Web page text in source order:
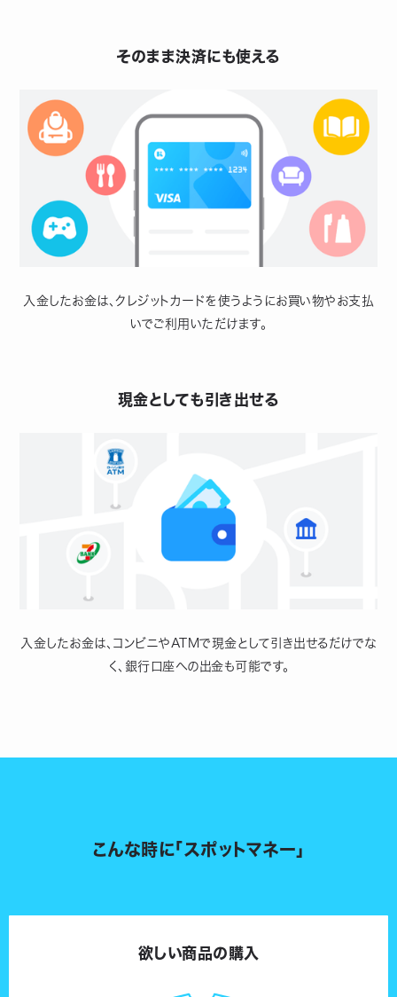
そのまま決済にも使える
入金したお金は、クレジットカードを使うようにお買い物やお支払
いでご利用いただけます。
現金としても引き出せる
入金したお金は、コンビニやATMで現金として引き出せるだけでな
く、銀行口座への出金も可能です。
こんな時に「スポットマネー」
欲しい商品の購入